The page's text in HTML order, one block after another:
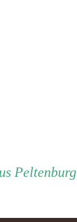
Peltenburg